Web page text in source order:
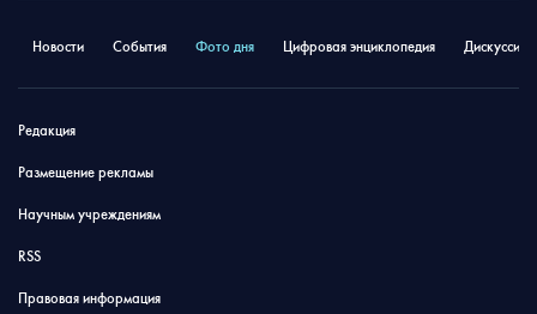
Новости События Фото дня Цифровая энциклопедия
Редакция
Размещение рекламы
Научным учреждениям
RSS
Правовая информация